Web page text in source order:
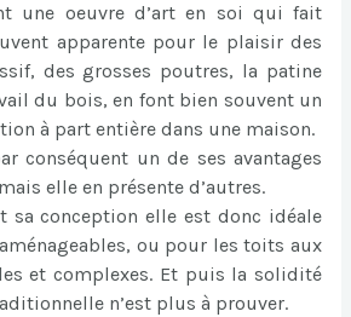
une oeuvre d’art en soi qui fait
apparente pour le plaisir des
des grosses poutres, la patine
du bois, en font bien souvent un
à part entière dans une maison.
conséquent un de ses avantages
elle en présente d’autres.
sa conception elle est donc idéale
ou pour les toits aux
et complexes. Et puis la solidité
n’est plus à prouver.